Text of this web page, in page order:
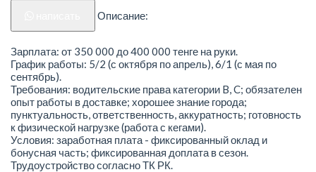
Описание:
Зарплата: от 350 000 до 400 000 тенге на руки.
График работы: 5/2 (с октября по апрель), 6/1 (с мая по
сентябрь).
Требования: водительские права категории B, C; обязателен
опыт работы в доставке; хорошее знание города;
пунктуальность, ответственность, аккуратность; готовность
к физической нагрузке (работа с кегами).
Условия: заработная плата - фиксированный оклад и
бонусная часть; фиксированная доплата в сезон.
Трудоустройство согласно ТК РК.